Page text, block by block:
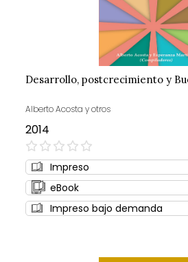
Desarrollo, postcrecimiento y
Alberto Acosta y otros
2014
0%
Impreso
eBook
Impreso bajo demanda